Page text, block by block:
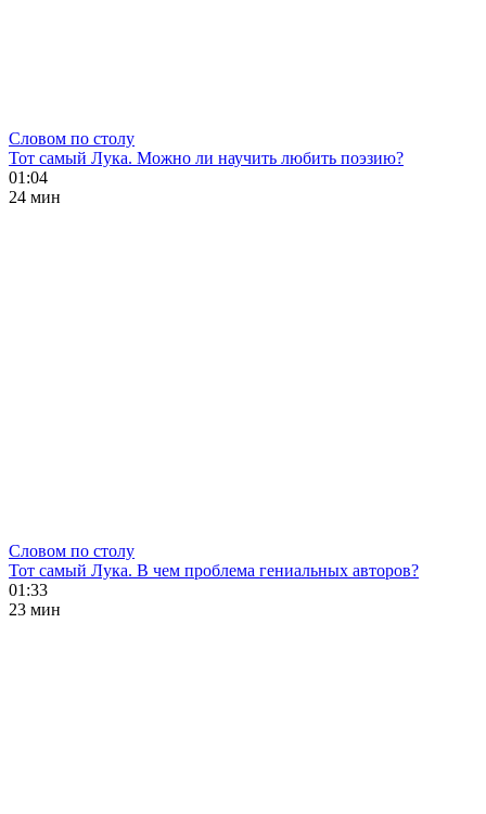
Словом по столу
Тот самый Лука. Можно ли научить любить поэзию?
01:04
24 мин
Словом по столу
Тот самый Лука. В чем проблема гениальных авторов?
01:33
23 мин